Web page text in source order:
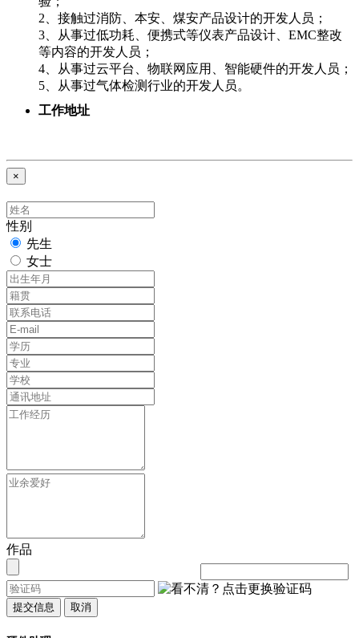
2、接触过消防、本安、煤安产品设计的开发人员；
3、从事过低功耗、便携式等仪表产品设计、EMC整改
等内容的开发人员；
4、从事过云平台、物联网应用、智能硬件的开发人员；
5、从事过气体检测行业的开发人员。
工作地址
×
性别
先生
女士
作品
提交信息 取消